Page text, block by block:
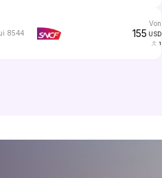
8544
von
155 USD
1